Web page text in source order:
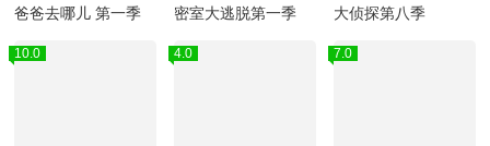
爸爸去哪儿 第一季 密室大逃脱第一季 大侦探第八季
10.0 4.0 7.0